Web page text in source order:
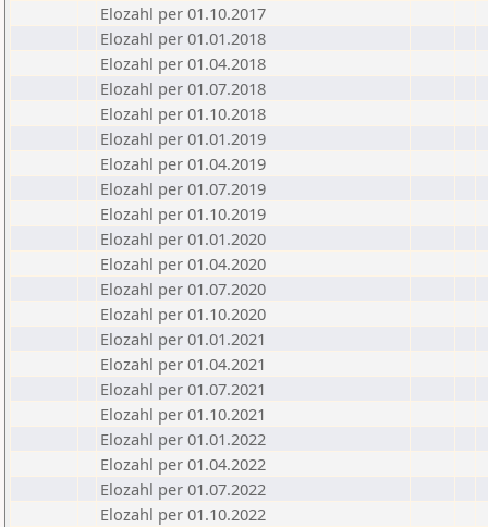
Elozahl per 01.10.2017
Elozahl per 01.01.2018
Elozahl per 01.04.2018
Elozahl per 01.07.2018
Elozahl per 01.10.2018
Elozahl per 01.01.2019
Elozahl per 01.04.2019
Elozahl per 01.07.2019
Elozahl per 01.10.2019
Elozahl per 01.01.2020
Elozahl per 01.04.2020
Elozahl per 01.07.2020
Elozahl per 01.10.2020
Elozahl per 01.01.2021
Elozahl per 01.04.2021
Elozahl per 01.07.2021
Elozahl per 01.10.2021
Elozahl per 01.01.2022
Elozahl per 01.04.2022
Elozahl per 01.07.2022
Elozahl per 01.10.2022